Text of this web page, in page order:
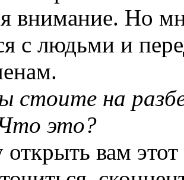
внимание. Но
с людьми и
стоите на
это?
вам